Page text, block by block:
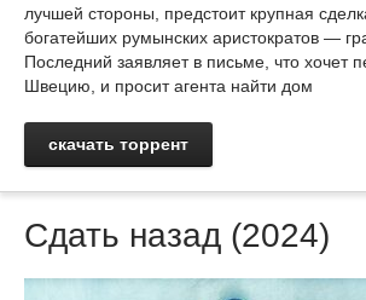
лучшей стороны, предстоит крупная
богатейших румынских аристократов —
Последний заявляет в письме, что хочет
Швецию, и просит агента найти дом
скачать торрент
Сдать назад (2024)